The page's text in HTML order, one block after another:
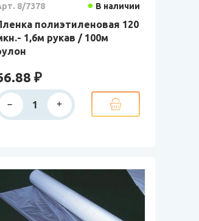
8/7378 В наличии
полиэтиленовая 120
1,6м рукав / 100м
₽